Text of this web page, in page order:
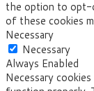
the option to opt-
of these cookies
Necessary
Necessary
Always Enabled
Necessary